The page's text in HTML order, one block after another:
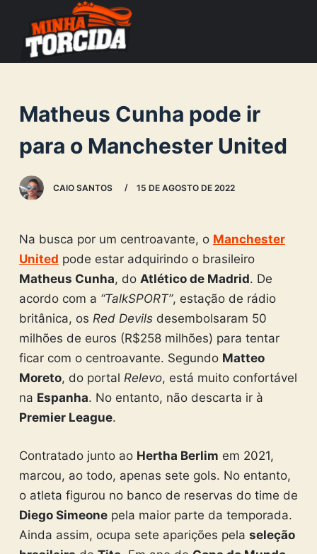
o
n
Matheus Cunha pode ir
para o Manchester United
CAIO SANTOS 15 DE AGOSTO DE 2022
Na busca por um centroavante, o Manchester
United pode estar adquirindo o brasileiro
Matheus Cunha, do Atlético de Madrid. De
acordo com a “TalkSPORT”, estação de rádio
britânica, os Red Devilsdesembolsaram 50
milhões de euros (R$258 milhões) para tentar
ficar com o centroavante. Segundo Matteo
Moreto, do portal Relevo, está muito confortável
na Espanha. No entanto, não descarta ir à
Premier League.
Contratado junto ao Hertha Berlim em 2021,
marcou, ao todo, apenas sete gols. No entanto,
o atleta figurou no banco de reservas do time de
Diego Simeonepela maior parte da temporada.
Ainda assim, ocupa sete aparições pela seleção